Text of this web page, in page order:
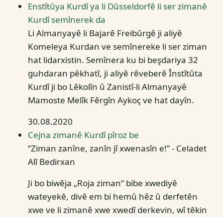
Enstîtûya Kurdî ya li Dûsseldorfê li ser zimanê
Kurdî semînerek da
Li Almanyayê li Bajarê Freibûrgê ji aliyê
Komeleya Kurdan ve semînereke li ser ziman
hat lidarxistin. Semînera ku bi beşdariya 32
guhdaran pêkhatî, ji aliyê rêveberê Înstîtûta
Kurdî ji bo Lêkolîn û Zanistî-li Almanyayê
Mamoste Melîk Fêrgîn Aykoç ve hat dayîn.
30.08.2020
Cejna zimanê Kurdî pîroz be
“Ziman zanîne, zanîn jî xwenasîn e!” - Celadet
Alî Bedirxan
Ji bo biwêja „Roja ziman“ bibe xwediyê
wateyekê, divê em bi hemû hêz û derfetên
xwe ve li zimanê xwe xwedî derkevin, wî têkin